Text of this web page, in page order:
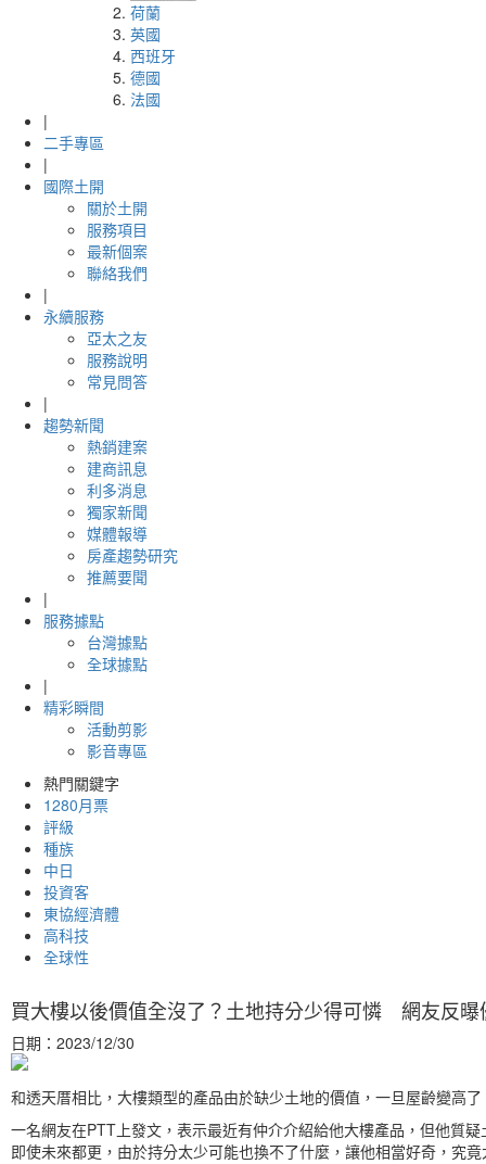
荷蘭
英國
西班牙
德國
法國
|
二手專區
|
國際土開
關於土開
服務項目
最新個案
聯絡我們
|
永續服務
亞太之友
服務說明
常見問答
|
趨勢新聞
熱銷建案
建商訊息
利多消息
獨家新聞
媒體報導
房產趨勢研究
推薦要聞
|
服務據點
台灣據點
全球據點
|
精彩瞬間
活動剪影
影音專區
熱門關鍵字
1280月票
評級
種族
中日
投資客
東協經濟體
高科技
全球性
買大樓以後價值全沒了？土地持分少得可憐 網友反曝
日期：2023/12/30
和透天厝相比，大樓類型的產品由於缺少土地的價值，一旦屋齡變高
一名網友在PTT上發文，表示最近有仲介介紹給他大樓產品，但他質
即使未來都更，由於持分太少可能也換不了什麼，讓他相當好奇，究